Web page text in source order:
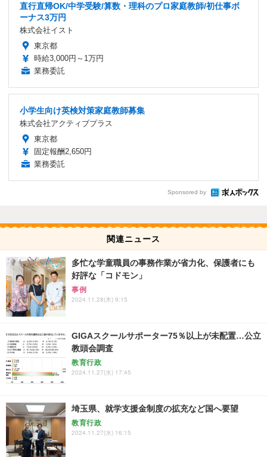
直行直帰OK/中学受験/算数・理科のプロ家庭教師/初仕事ボ
ーナス3万円
株式会社イスト
東京都
時給3,000円～1万円
業務委託
小学生向け英検対策家庭教師募集
株式会社アクティブプラス
東京都
固定報酬2,650円
業務委託
Sponsored by
関連ニュース
多忙な学童職員の事務作業が省力化、保護者にも
好評な「コドモン」
事例
2024.11.28(木) 9:15
GIGAスクールサポーター75％以上が未配置…公立
教頭会調査
教育行政
2024.11.27(水) 17:45
埼玉県、就学支援金制度の拡充など国へ要望
教育行政
2024.11.27(水) 16:15